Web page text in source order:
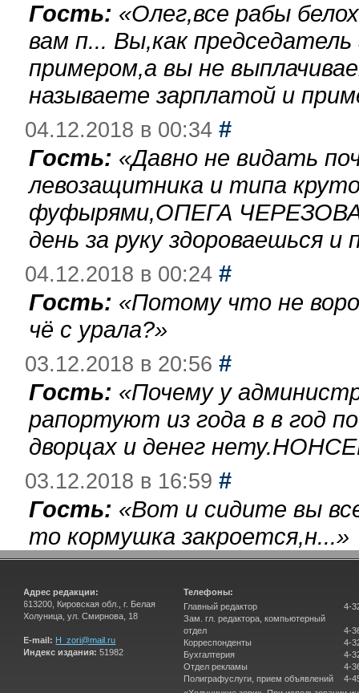
Гость: «Олег,все рабы
вам п... Вы,как
примером,а вы не
называете зарплатой и
04.12.2018 в 00:34 #
Гость: «Давно не видать
левозащитника и типа
фуфырями,ОПЕГА
день за руку здороваешься
04.12.2018 в 00:24 #
Гость: «Потому что не
чё с урала?»
03.12.2018 в 20:56 #
Гость: «Почему у
рапортуют из года в в год
дворцах и денег
03.12.2018 в 16:59 #
Гость: «Вот и сидите вы
то кормушка закроется,н...»
Адрес редакции:
613200, Кировская обл., г. Белая
Холуница, ул. Смирнова, 18
E-mail: H_zori@mail.ru
Индекс издания: 51982
Телефоны:
Главный редактор
Зам. гл. редактора, компьютерный
отдел
Корреспонденты
Бухгалтерия
Отдел рекламы
Полиграфуслуги, прием объявлений
4-
4-
4-
4-
4-
4-